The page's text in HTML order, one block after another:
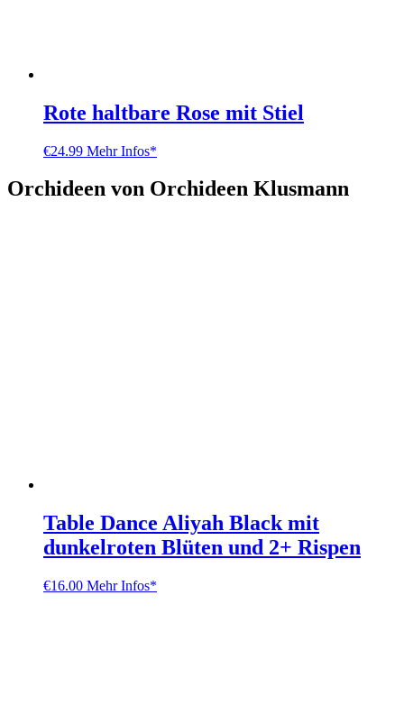
Rote haltbare Rose mit Stiel
€24.99 Mehr Infos*
Orchideen von Orchideen Klusmann
Table Dance Aliyah Black mit
dunkelroten Blüten und 2+ Rispen
€16.00 Mehr Infos*